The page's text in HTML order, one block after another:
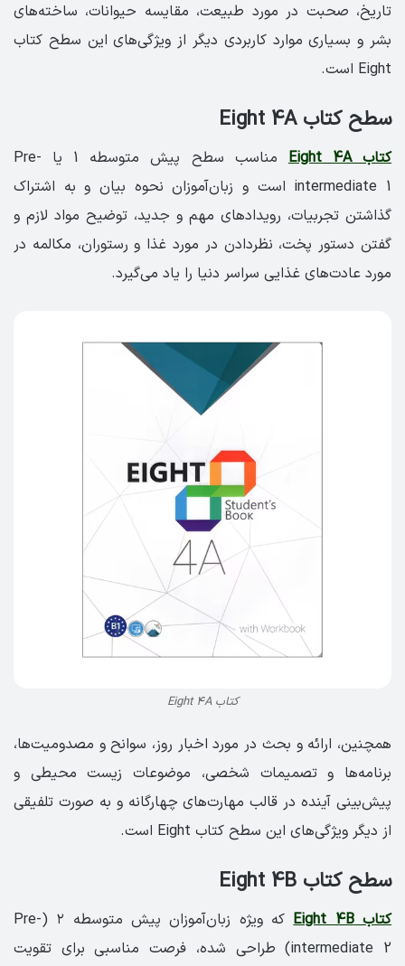
تاریخ، صحبت در مورد طبیعت، مقایسه حیوانات، ساخته‌های
بشر و بسیاری موارد کاربردی دیگر از ویژگی‌های این سطح کتاب
Eight است.
سطح کتاب Eight 4A
کتاب Eight 4A
مناسب سطح پیش متوسطه 1 یا Pre-
intermediate 1 است و زبان‌آموزان نحوه بیان و به اشتراک
گذاشتن تجربیات، رویدادهای مهم و جدید، توضیح مواد لازم و
گفتن دستور پخت، نظردادن در مورد غذا و رستوران، مکالمه در
مورد عادت‌های غذایی سراسر دنیا را یاد می‌گیرد.
کتاب Eight 4A
همچنین، ارائه و بحث در مورد اخبار روز، سوانح و مصدومیت‌ها،
برنامه‌ها و تصمیمات شخصی، موضوعات زیست محیطی و
پیش‌بینی آینده در قالب مهارت‌های چهارگانه و به صورت تلفیقی
از دیگر ویژ‌گی‌های این سطح کتاب Eight است.
سطح کتاب Eight 4B
کتاب Eight 4B
که ویژه زبان‌آموزان پیش متوسطه ۲ (Pre-
intermediate 2) طراحی شده، فرصت مناسبی برای تقویت